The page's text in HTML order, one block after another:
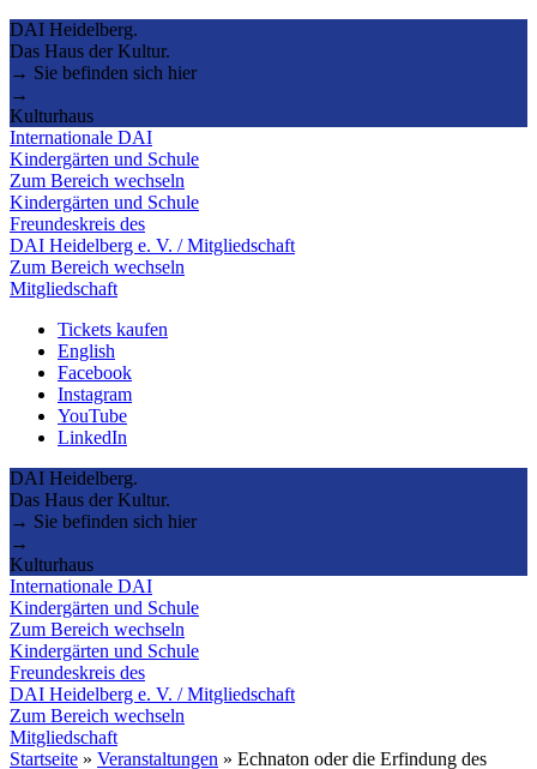
DAI Heidelberg.
Das Haus der Kultur.
→ Sie befinden sich hier
→
Kulturhaus
Internationale DAI
Kindergärten und Schule
Zum Bereich wechseln
Kindergärten und Schule
Freundeskreis des
DAI Heidelberg e. V. / Mitgliedschaft
Zum Bereich wechseln
Mitgliedschaft
Tickets kaufen
English
Facebook
Instagram
YouTube
LinkedIn
DAI Heidelberg.
Das Haus der Kultur.
→ Sie befinden sich hier
→
Kulturhaus
Internationale DAI
Kindergärten und Schule
Zum Bereich wechseln
Kindergärten und Schule
Freundeskreis des
DAI Heidelberg e. V. / Mitgliedschaft
Zum Bereich wechseln
Mitgliedschaft
Startseite » Veranstaltungen » Echnaton oder die Erfindung des